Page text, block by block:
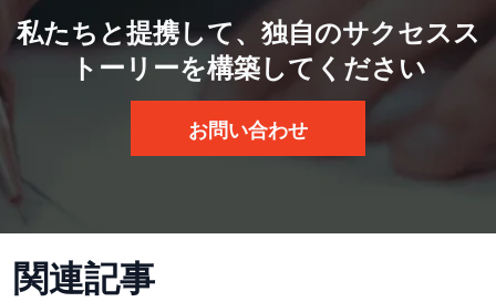
私たちと提携して、独自のサクセスス
トーリーを構築してください
お問い合わせ
関連記事